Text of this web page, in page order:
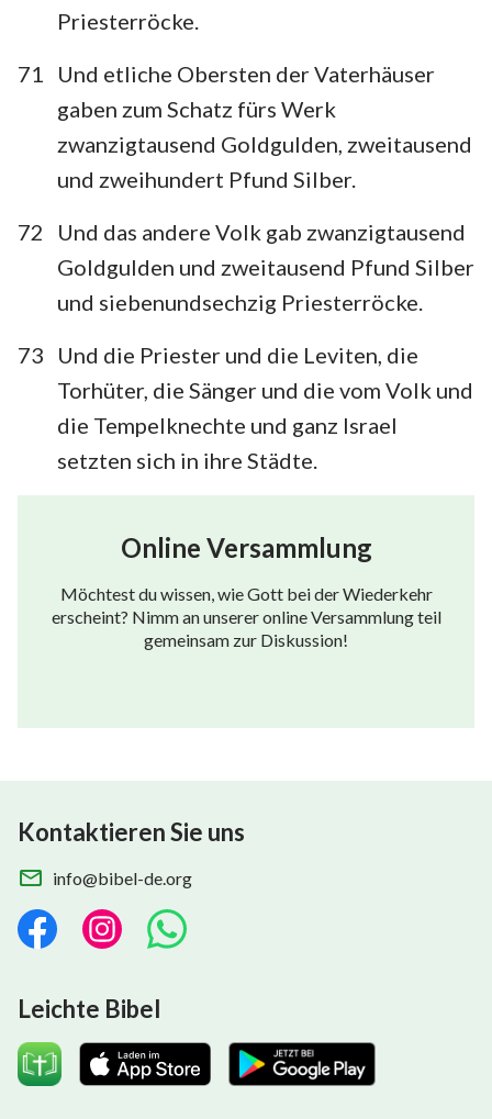
Priesterröcke.
71
Und etliche Obersten der Vaterhäuser
gaben zum Schatz fürs Werk
zwanzigtausend Goldgulden, zweitausend
und zweihundert Pfund Silber.
72
Und das andere Volk gab zwanzigtausend
Goldgulden und zweitausend Pfund Silber
und siebenundsechzig Priesterröcke.
73
Und die Priester und die Leviten, die
Torhüter, die Sänger und die vom Volk und
die Tempelknechte und ganz Israel
setzten sich in ihre Städte.
Online Versammlung
Möchtest du wissen, wie Gott bei der Wiederkehr
erscheint? Nimm an unserer online Versammlung teil
gemeinsam zur Diskussion!
Kontaktieren Sie uns
info@bibel-de.org
Leichte Bibel